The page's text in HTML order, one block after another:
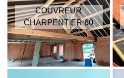
COUVREUR
CHARPENTIER 60